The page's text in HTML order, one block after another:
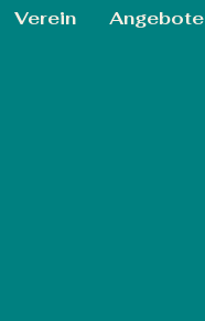
Verein Angebote